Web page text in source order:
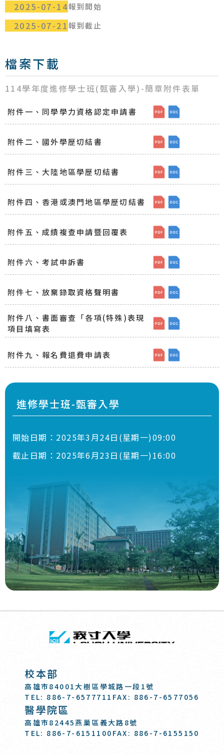
2025-07-14報到開始
2025-07-21報到截止
檔案下載
114學年度進修學士班(甄審入學)-簡章附件表單
附件一、同學學力資格認定申請書 [檔案下載]附件一
[檔案下載]附
附件二、國外學歷切結書 [檔案下載]附件二
[檔案下載]附
附件三、大陸地區學歷切結書 [檔案下載]附件三
[檔案下載]附
附件四、香港或澳門地區學歷切結書 [檔案下載]附件四
[檔案下載]附
附件五、成績複查申請暨回覆表 [檔案下載]附件五
[檔案下載]附
附件六、考試申訴書 [檔案下載]附件六
[檔案下載]附
附件七、放棄錄取資格聲明書 [檔案下載]附件七
[檔案下載]附
附件八、書面審查「各項(特殊)表現
項目填寫表
[檔案下載]附件八
[檔案下載]附
附件九、報名費退費申請表 [檔案下載]附件九
[檔案下載]附
進修學士班-甄審入學
開始日期： 2025年3月24日(星期一)09:00
截止日期： 2025年6月23日(星期一)16:00
回頂端
校本部
高雄市84001大樹區學城路一段1號
TEL: 886-7-6577711 FAX: 886-7-6577056
醫學院區
高雄市82445燕巢區義大路8號
TEL: 886-7-6151100 FAX: 886-7-6155150